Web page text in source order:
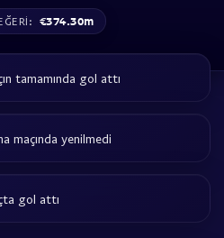
€374.30m
tamamında gol attı
maçında yenilmedi
gol attı